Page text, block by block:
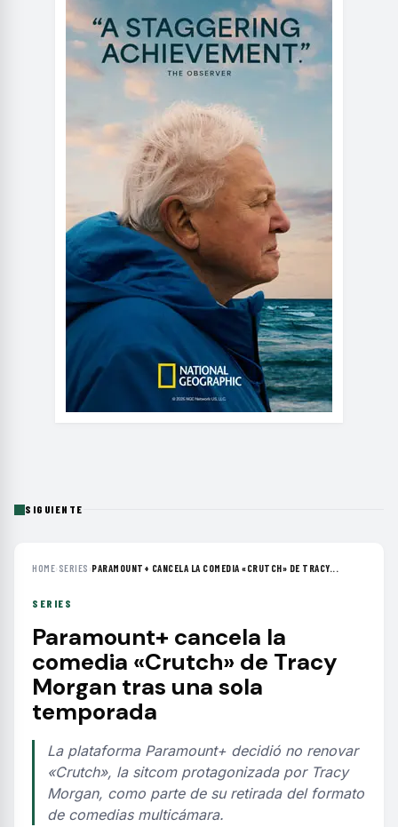
SIGUIENTE
HOME› SERIES ›PARAMOUNT+ CANCELA LA COMEDIA «CRUTCH» DE TRACY...
SERIES
Paramount+ cancela la
comedia «Crutch» de Tracy
Morgan tras una sola
temporada
La plataforma Paramount+ decidió no renovar
«Crutch», la sitcom protagonizada por Tracy
Morgan, como parte de su retirada del formato
de comedias multicámara.